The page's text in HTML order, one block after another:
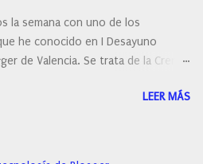
la semana con uno de los
he conocido en I Desayuno
de Valencia. Se trata de la Crema
utilizar tanto en verano como en
LEER MÁS